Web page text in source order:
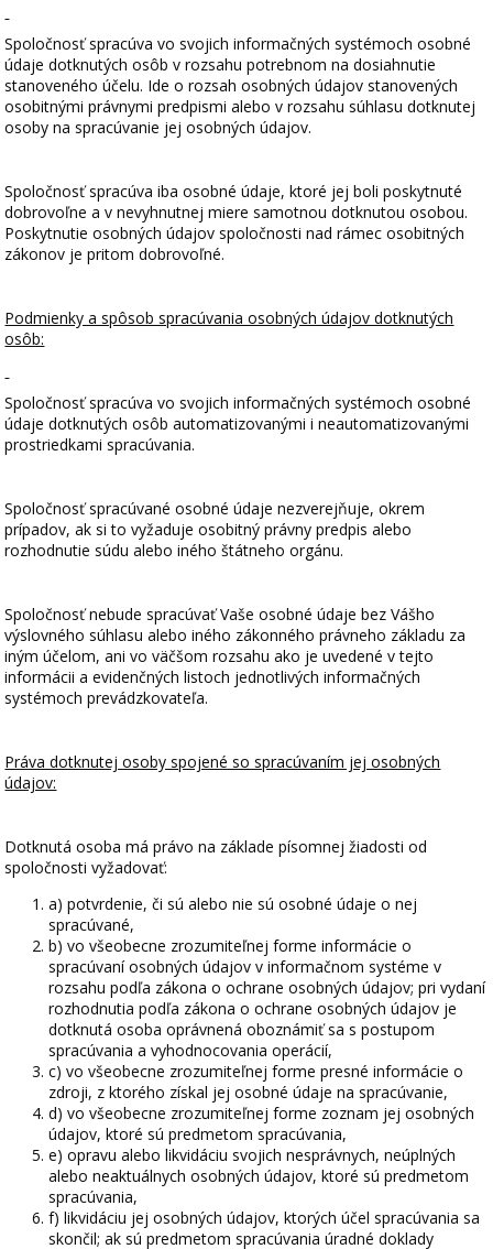
Spoločnosť spracúva vo svojich informačných systémoch osobné
údaje dotknutých osôb v rozsahu potrebnom na dosiahnutie
stanoveného účelu. Ide o rozsah osobných údajov stanovených
osobitnými právnymi predpismi alebo v rozsahu súhlasu dotknutej
osoby na spracúvanie jej osobných údajov.
Spoločnosť spracúva iba osobné údaje, ktoré jej boli poskytnuté
dobrovoľne a v nevyhnutnej miere samotnou dotknutou osobou.
Poskytnutie osobných údajov spoločnosti nad rámec osobitných
zákonov je pritom dobrovoľné.
Podmienky a spôsob spracúvania osobných údajov dotknutých
osôb:
Spoločnosť spracúva vo svojich informačných systémoch osobné
údaje dotknutých osôb automatizovanými i neautomatizovanými
prostriedkami spracúvania.
Spoločnosť spracúvané osobné údaje nezverejňuje, okrem
prípadov, ak si to vyžaduje osobitný právny predpis alebo
rozhodnutie súdu alebo iného štátneho orgánu.
Spoločnosť nebude spracúvať Vaše osobné údaje bez Vášho
výslovného súhlasu alebo iného zákonného právneho základu za
iným účelom, ani vo väčšom rozsahu ako je uvedené v tejto
informácii a evidenčných listoch jednotlivých informačných
systémoch prevádzkovateľa.
Práva dotknutej osoby spojené so spracúvaním jej osobných
údajov:
Dotknutá osoba má právo na základe písomnej žiadosti od
spoločnosti vyžadovať:
a) potvrdenie, či sú alebo nie sú osobné údaje o nej
spracúvané,
b) vo všeobecne zrozumiteľnej forme informácie o
spracúvaní osobných údajov v informačnom systéme v
rozsahu podľa zákona o ochrane osobných údajov; pri vydaní
rozhodnutia podľa zákona o ochrane osobných údajov je
dotknutá osoba oprávnená oboznámiť sa s postupom
spracúvania a vyhodnocovania operácií,
c) vo všeobecne zrozumiteľnej forme presné informácie o
zdroji, z ktorého získal jej osobné údaje na spracúvanie,
d) vo všeobecne zrozumiteľnej forme zoznam jej osobných
údajov, ktoré sú predmetom spracúvania,
e) opravu alebo likvidáciu svojich nesprávnych, neúplných
alebo neaktuálnych osobných údajov, ktoré sú predmetom
spracúvania,
f) likvidáciu jej osobných údajov, ktorých účel spracúvania sa
skončil; ak sú predmetom spracúvania úradné doklady